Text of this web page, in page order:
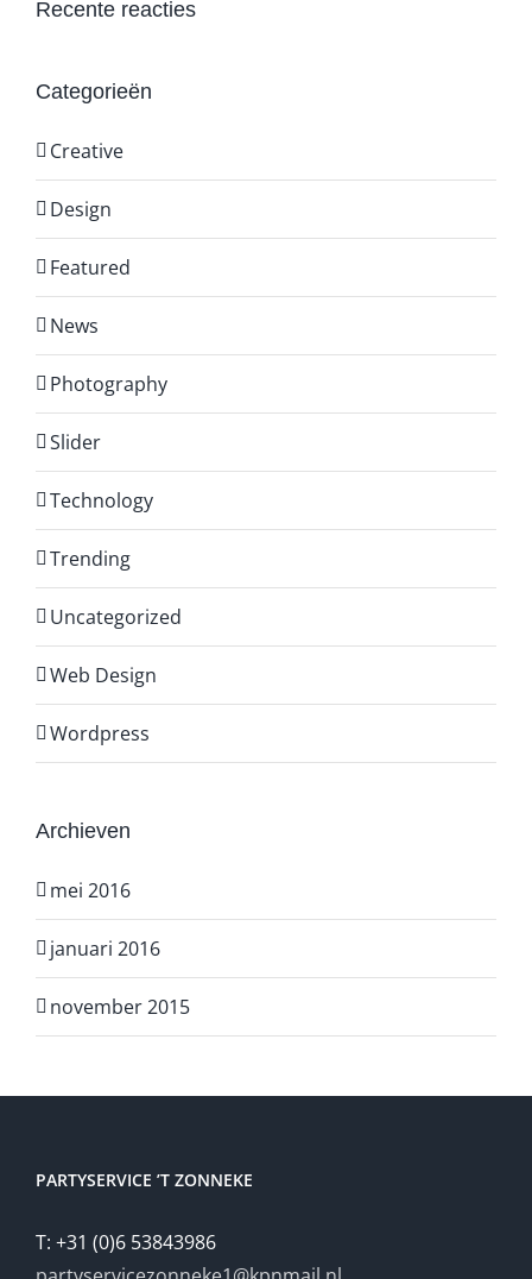
Recente reacties
Categorieën
Creative
Design
Featured
News
Photography
Slider
Technology
Trending
Uncategorized
Web Design
Wordpress
Archieven
mei 2016
januari 2016
november 2015
PARTYSERVICE ’T ZONNEKE
T: +31 (0)6 53843986